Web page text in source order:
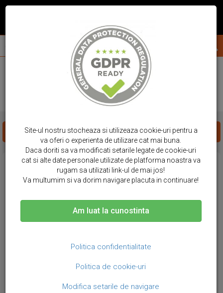
huse telefon huawei
HUSE HUAWEI - P40 LITE
FILTREAZA PRODUSE
Husa slim piele, tip portofel, stand, inchidere magnetica, textura
Site-ul nostru stocheaza si utilizeaza cookie-uri pentru a
va oferi o experienta de utilizare cat mai buna.
Daca doriti sa va modificati setarile legate de cookie-uri
cat si alte date personale utilizate de platforma noastra va
rugam sa utilizati link-ul de mai jos!
Va multumim si va dorim navigare placuta in continuare!
Am luat la cunostinta
Politica confidentialitate
Politica de cookie-uri
Modifica setarile de navigare